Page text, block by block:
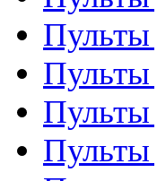
Пульты
Пульты
Пульты